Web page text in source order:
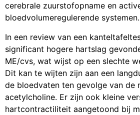
cerebrale zuurstofopname en
bloedvolumeregulerende systemen.
In een review van een
significant hogere hartslag
ME/cvs, wat wijst op een slechte
Dit kan te wijten zijn aan een
de bloedvaten ten gevolge van de
acetylcholine. Er zijn ook kleine
hartcontractiliteit aangetoond bij